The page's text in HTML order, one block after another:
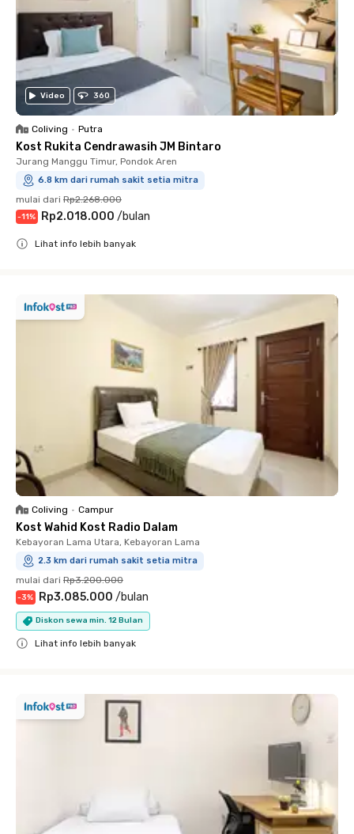
Video 360
Coliving • Putra
Kost Rukita Cendrawasih JM Bintaro
Jurang Manggu Timur, Pondok Aren
6.8 km dari rumah sakit setia mitra
mulai dari Rp2.268.000
-11% Rp2.018.000 /bulan
Lihat info lebih banyak
Coliving • Campur
Kost Wahid Kost Radio Dalam
Kebayoran Lama Utara, Kebayoran Lama
2.3 km dari rumah sakit setia mitra
mulai dari Rp3.200.000
-3% Rp3.085.000 /bulan
Diskon sewa min. 12 Bulan
Lihat info lebih banyak